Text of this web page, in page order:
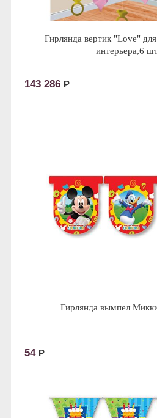
Гирлянда вертик "Love"
интерьера,6
143 286 Р
Гирлянда вымпел
54 Р